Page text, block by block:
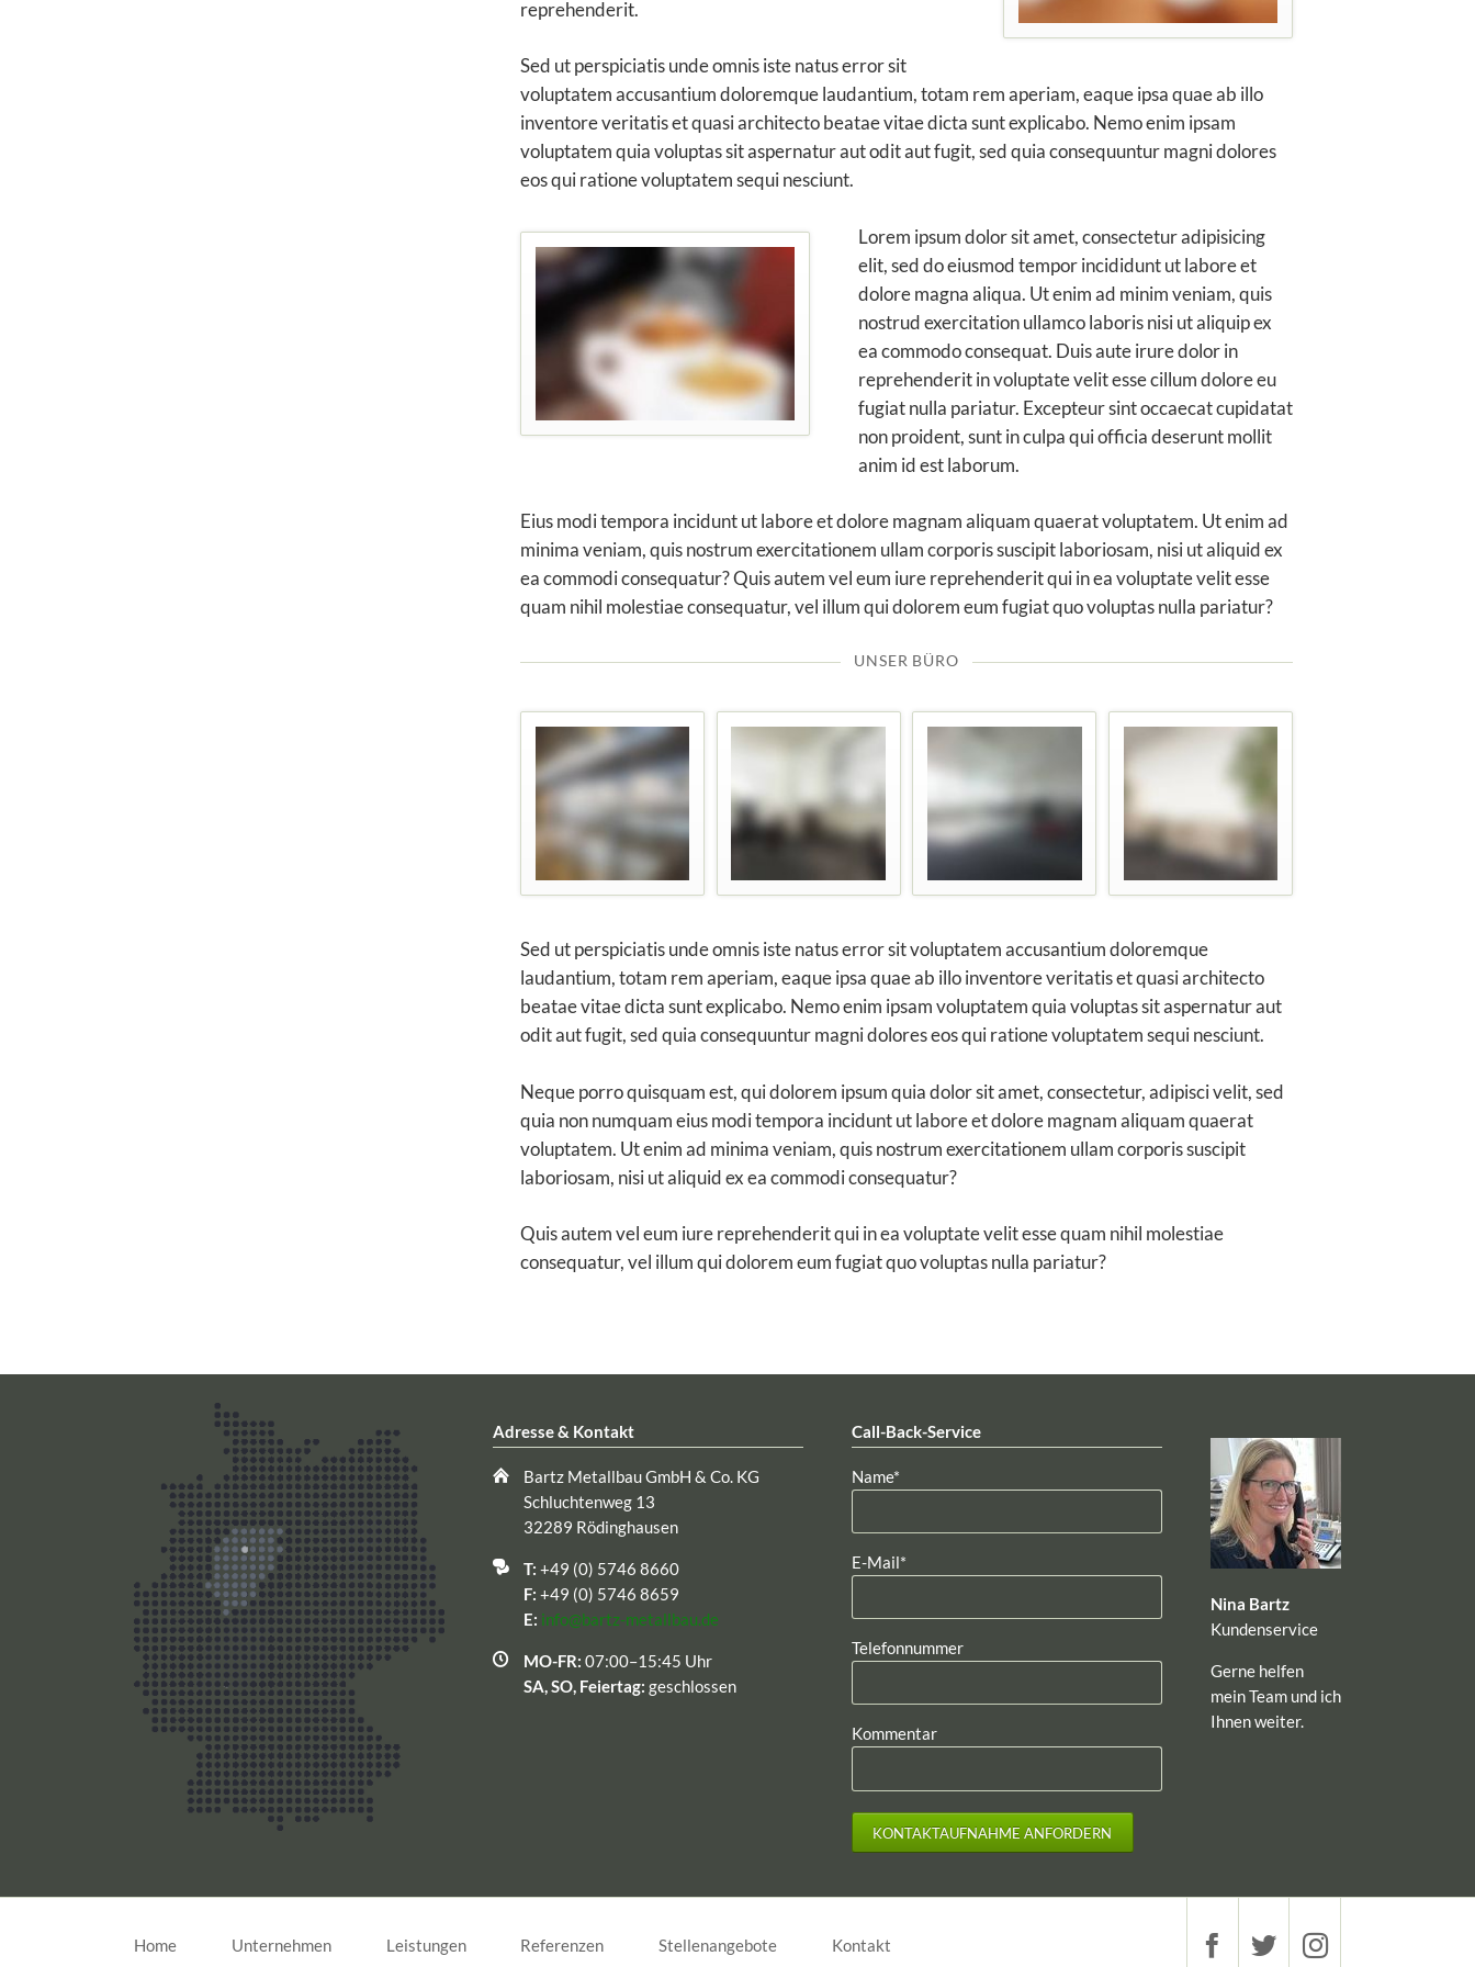
reprehenderit.
Sed ut perspiciatis unde omnis iste natus error sit
voluptatem accusantium doloremque laudantium, totam rem aperiam, eaque ipsa quae ab illo
inventore veritatis et quasi architecto beatae vitae dicta sunt explicabo. Nemo enim ipsam
voluptatem quia voluptas sit aspernatur aut odit aut fugit, sed quia consequuntur magni dolores
eos qui ratione voluptatem sequi nesciunt.
Lorem ipsum dolor sit amet, consectetur adipisicing
elit, sed do eiusmod tempor incididunt ut labore et
dolore magna aliqua. Ut enim ad minim veniam, quis
nostrud exercitation ullamco laboris nisi ut aliquip ex
ea commodo consequat. Duis aute irure dolor in
reprehenderit in voluptate velit esse cillum dolore eu
fugiat nulla pariatur. Excepteur sint occaecat cupidatat
non proident, sunt in culpa qui officia deserunt mollit
anim id est laborum.
Eius modi tempora incidunt ut labore et dolore magnam aliquam quaerat voluptatem. Ut enim ad
minima veniam, quis nostrum exercitationem ullam corporis suscipit laboriosam, nisi ut aliquid ex
ea commodi consequatur? Quis autem vel eum iure reprehenderit qui in ea voluptate velit esse
quam nihil molestiae consequatur, vel illum qui dolorem eum fugiat quo voluptas nulla pariatur?
UNSER BÜRO
Sed ut perspiciatis unde omnis iste natus error sit voluptatem accusantium doloremque
laudantium, totam rem aperiam, eaque ipsa quae ab illo inventore veritatis et quasi architecto
beatae vitae dicta sunt explicabo. Nemo enim ipsam voluptatem quia voluptas sit aspernatur aut
odit aut fugit, sed quia consequuntur magni dolores eos qui ratione voluptatem sequi nesciunt.
Neque porro quisquam est, qui dolorem ipsum quia dolor sit amet, consectetur, adipisci velit, sed
quia non numquam eius modi tempora incidunt ut labore et dolore magnam aliquam quaerat
voluptatem. Ut enim ad minima veniam, quis nostrum exercitationem ullam corporis suscipit
laboriosam, nisi ut aliquid ex ea commodi consequatur?
Quis autem vel eum iure reprehenderit qui in ea voluptate velit esse quam nihil molestiae
consequatur, vel illum qui dolorem eum fugiat quo voluptas nulla pariatur?
Adresse & Kontakt
Bartz Metallbau GmbH & Co. KG
Schluchtenweg 13
32289 Rödinghausen
T: +49 (0) 5746 8660
F: +49 (0) 5746 8659
E: info@bartz-metallbau.de
MO-FR: 07:00–15:45 Uhr
SA, SO, Feiertag: geschlossen
Call-Back-Service
Pflichtfeld
Name*
Pflichtfeld
E-Mail*
Telefonnummer
Kommentar
KONTAKTAUFNAHME ANFORDERN
Nina Bartz
Kundenservice
Gerne helfen
mein Team und ich
Ihnen weiter.
Home Unternehmen Leistungen Referenzen Stellenangebote Kontakt